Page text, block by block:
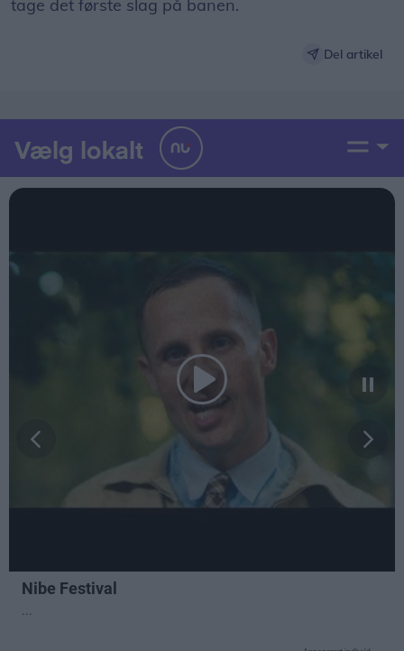
tage det første slag på banen.
Del artikel